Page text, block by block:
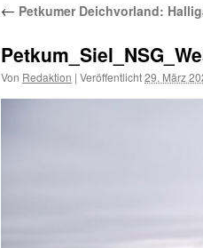
← Petkumer Deichvorland:
Von Redaktion | Veröffentlicht29. März